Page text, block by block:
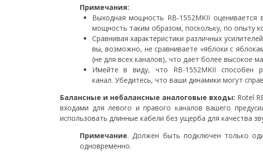
Примечания:
Выходная мощность RB-1552MKII
мощность таким образом, поскольку, по опыту
Сравнивая характеристики различных
вы, возможно, не сравниваете «яблоки с
(не для всех каналов), что дает более высокое
Имейте в виду, что RB-1552MKII способен
канал. Убедитесь, что ваши динамики могут
Балансные и небалансные аналоговые входы: Rotel
входами для левого и правого каналов вашего
использовать длинные кабели без ущерба для качества
Примечание. Должен быть подключен только
одновременно.